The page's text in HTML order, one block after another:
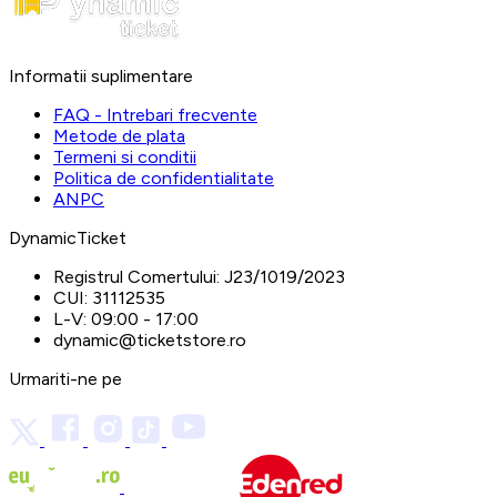
Informatii suplimentare
FAQ - Intrebari frecvente
Metode de plata
Termeni si conditii
Politica de confidentialitate
ANPC
DynamicTicket
Registrul Comertului: J23/1019/2023
CUI: 31112535
L-V: 09:00 - 17:00
dynamic@ticketstore.ro
Urmariti-ne pe